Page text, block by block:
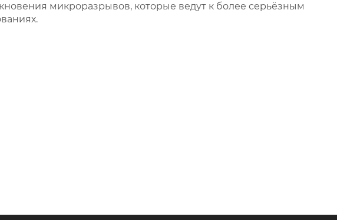
микроразрывов, которые ведут к более серьёзным